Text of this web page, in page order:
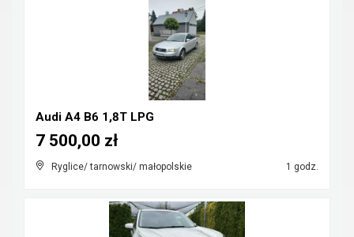
Audi A4 B6 1,8T LPG
Ryglice/ tarnowski/ małopolskie 1 godz.
7 500,00 zł